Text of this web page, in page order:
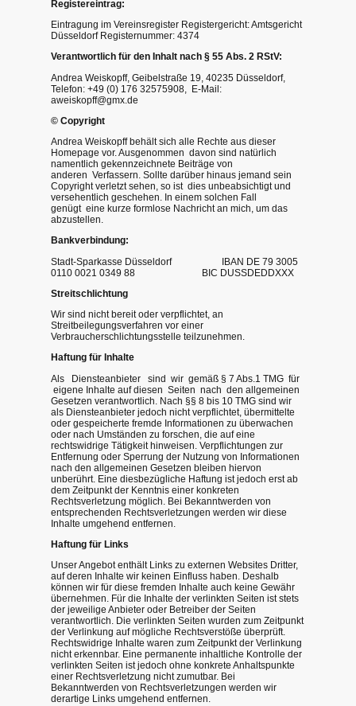
Registereintrag:
Eintragung im Vereinsregister Registergericht: Amtsgericht
Düsseldorf Registernummer: 4374
Verantwortlich für den Inhalt nach § 55 Abs. 2 RStV:
Andrea Weiskopff, Geibelstraße 19, 40235 Düsseldorf,
Telefon: +49 (0) 176 32575908, E-Mail:
aweiskopff@gmx.de
© Copyright
Andrea Weiskopff behält sich alle Rechte aus dieser
Homepage vor. Ausgenommen davon sind natürlich
namentlich gekennzeichnete Beiträge von
anderen Verfassern. Sollte darüber hinaus jemand sein
Copyright verletzt sehen, so ist dies unbeabsichtigt und
versehentlich geschehen. In einem solchen Fall
genügt eine kurze formlose Nachricht an mich, um das
abzustellen.
Bankverbindung:
Stadt-Sparkasse Düsseldorf IBAN DE 79 3005
0110 0021 0349 88 BIC DUSSDEDDXXX
Streitschlichtung
Wir sind nicht bereit oder verpflichtet, an
Streitbeilegungsverfahren vor einer
Verbraucherschlichtungsstelle teilzunehmen.
Haftung für Inhalte
Als Diensteanbieter sind wir gemäß § 7 Abs.1 TMG für
eigene Inhalte auf diesen Seiten nach den allgemeinen
Gesetzen verantwortlich. Nach §§ 8 bis 10 TMG sind wir
als Diensteanbieter jedoch nicht verpflichtet, übermittelte
oder gespeicherte fremde Informationen zu überwachen
oder nach Umständen zu forschen, die auf eine
rechtswidrige Tätigkeit hinweisen. Verpflichtungen zur
Entfernung oder Sperrung der Nutzung von Informationen
nach den allgemeinen Gesetzen bleiben hiervon
unberührt. Eine diesbezügliche Haftung ist jedoch erst ab
dem Zeitpunkt der Kenntnis einer konkreten
Rechtsverletzung möglich. Bei Bekanntwerden von
entsprechenden Rechtsverletzungen werden wir diese
Inhalte umgehend entfernen.
Haftung für Links
Unser Angebot enthält Links zu externen Websites Dritter,
auf deren Inhalte wir keinen Einfluss haben. Deshalb
können wir für diese fremden Inhalte auch keine Gewähr
übernehmen. Für die Inhalte der verlinkten Seiten ist stets
der jeweilige Anbieter oder Betreiber der Seiten
verantwortlich. Die verlinkten Seiten wurden zum Zeitpunkt
der Verlinkung auf mögliche Rechtsverstöße überprüft.
Rechtswidrige Inhalte waren zum Zeitpunkt der Verlinkung
nicht erkennbar. Eine permanente inhaltliche Kontrolle der
verlinkten Seiten ist jedoch ohne konkrete Anhaltspunkte
einer Rechtsverletzung nicht zumutbar. Bei
Bekanntwerden von Rechtsverletzungen werden wir
derartige Links umgehend entfernen.